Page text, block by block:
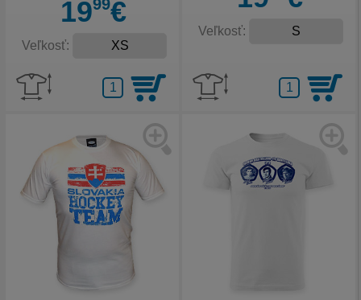
1999€
Veľkosť:
Veľkosť: